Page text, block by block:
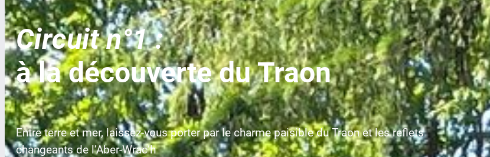
Circuit n°1 :
à la découverte du Traon
Entre terre et mer, laissez-vous porter par le charme paisible du Traon et les reflets
changeants de l’Aber-Wrac’h